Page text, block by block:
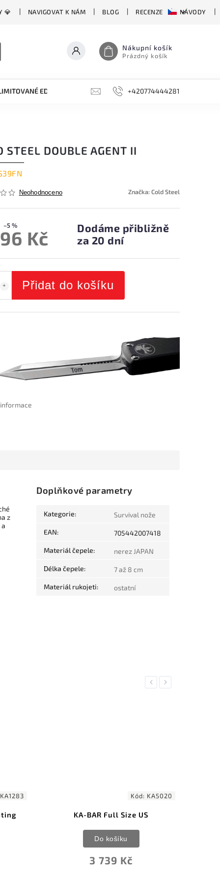
💎 NAVIGOVAT K NÁM BLOG RECENZE NÁVODY
Nákupní košík
Prázdný košík
EDICE BROUSKY, BRUSKY, OCÍLKY
+420774444281
STEEL DOUBLE AGENT II
Neohodnoceno Značka:Cold Steel
–5 %
Kč
Dodáme přibližně
za 20 dní
Přidat do košíku
z
Doplňkové parametry
Kategorie: Survival nože
EAN: 705442007418
Materiál čepele: nerez JAPAN
Délka čepele: 7 až 8 cm
Materiál rukojeti: ostatní
Previous
Size US
Kód:
SOG Seal Pup - nylon pouzdro
Next